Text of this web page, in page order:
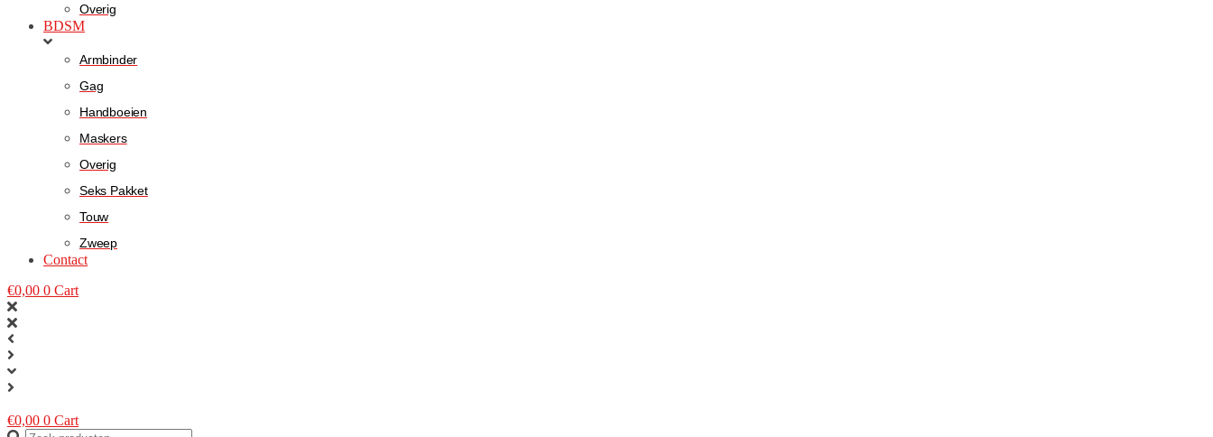
Overig
BDSM
Armbinder
Gag
Handboeien
Maskers
Overig
Seks Pakket
Touw
Zweep
Contact
€0,00 0 Cart
€0,00 0 Cart